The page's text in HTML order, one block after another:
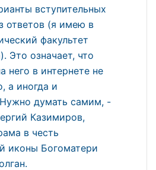
вступительных
ответов (я имею в
факультет
Это означает, что
него в интернете не
а иногда и
думать самим, -
Казимиров,
в честь
иконы Богоматери